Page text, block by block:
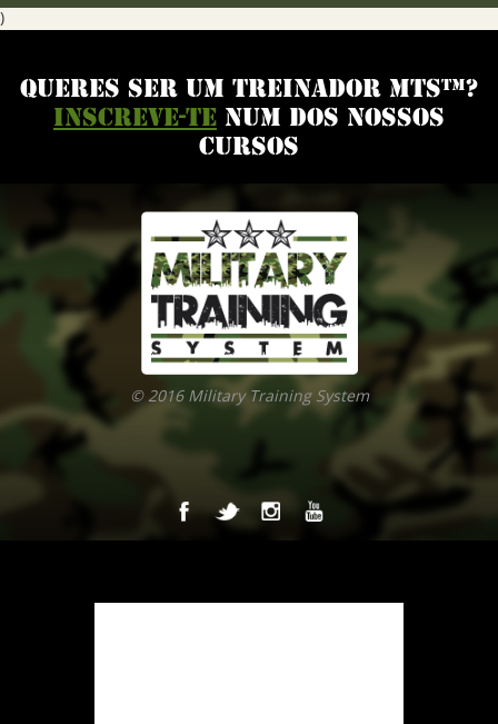
)
QUERES SER UM TREINADOR MTS™?
INSCREVE-TE NUM DOS NOSSOS
CURSOS
© 2016 Military Training System